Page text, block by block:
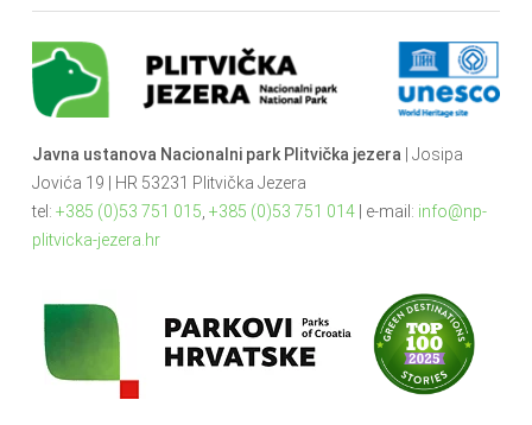
Javna ustanova Nacionalni park Plitvička jezera | Josipa
Jovića 19 | HR 53231 Plitvička Jezera
tel: +385 (0)53 751 015 +385 (0)53 751 014| e-mail: info@np-
plitvicka-jezera.hr